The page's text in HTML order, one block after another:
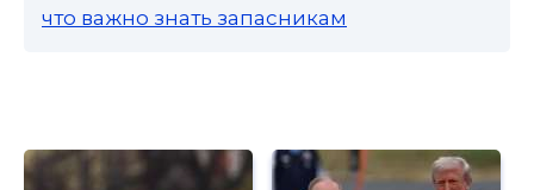
что важно знать запасникам